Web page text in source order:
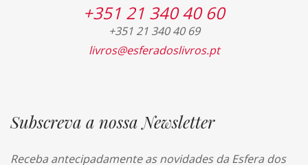
+351 21 340 40 60
+351 21 340 40 69
livros@esferadoslivros.pt
Subscreva a nossa Newsletter
Receba antecipadamente as novidades da Esfera dos